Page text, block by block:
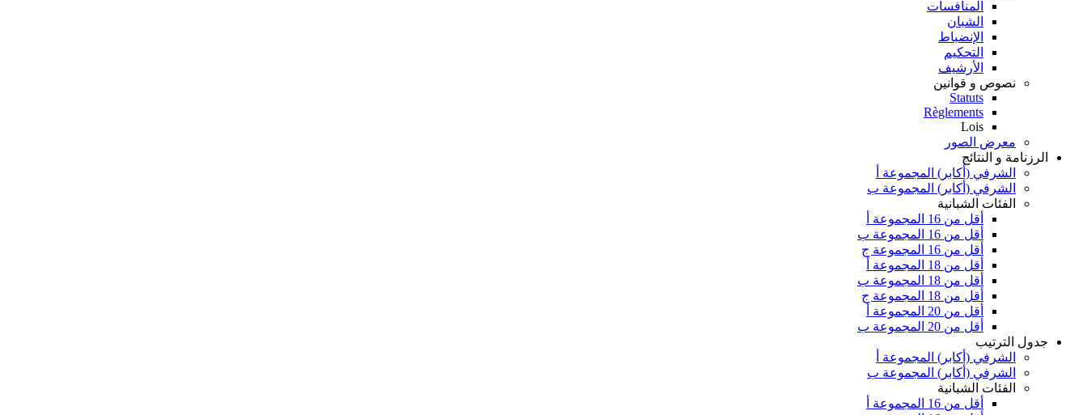
المنافسات
الشبان
الإنضباط
التحكيم
الأرشيف
نصوص و قوانين
Statuts
Règlements
Lois
معرض الصور
الرزنامة و النتائج
الشرفي (أكابر) المجموعة أ
الشرفي (أكابر) المجموعة ب
الفئات الشبانية
أقل من 16 المجموعة أ
أقل من 16 المجموعة ب
أقل من 16 المجموعة ج
أقل من 18 المجموعة أ
أقل من 18 المجموعة ب
أقل من 18 المجموعة ج
أقل من 20 المجموعة أ
أقل من 20 المجموعة ب
جدول الترتيب
الشرفي (أكابر) المجموعة أ
الشرفي (أكابر) المجموعة ب
الفئات الشبانية
أقل من 16 المجموعة أ